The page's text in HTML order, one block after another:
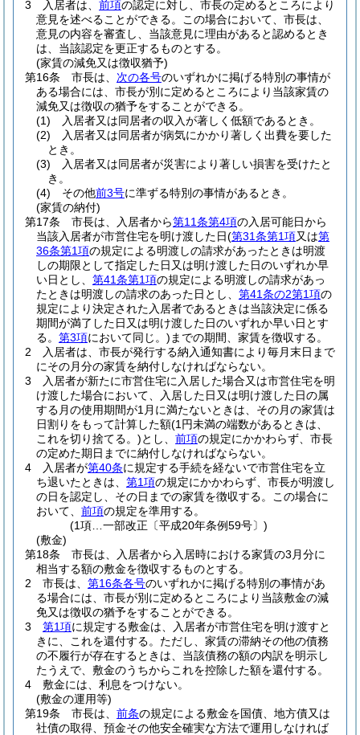
3 入居者は、 前項の認定に対し、市長の定めるところにより
意見を述べることができる。
この場合において、市長は、
意見の内容を審査し、当該意見に理由があると認めるとき
は、当該認定を更正するものとする。
(家賃の減免又は徴収猶予)
第16条
市長は、 次の各号のいずれかに掲げる特別の事情が
ある場合には、市長が別に定めるところにより当該家賃の
減免又は徴収の猶予をすることができる。
(1)
入居者又は同居者の収入が著しく低額であるとき。
(2)
入居者又は同居者が病気にかかり著しく出費を要した
とき。
(3)
入居者又は同居者が災害により著しい損害を受けたと
き。
(4)
その他前3号に準ずる特別の事情があるとき。
(家賃の納付)
第17条
市長は、入居者から第11条第4項の入居可能日から
当該入居者が市営住宅を明け渡した日(第31条第1項又は第
36条第1項の規定による明渡しの請求があったときは明渡
しの期限として指定した日又は明け渡した日のいずれか早
い日とし、 第41条第1項の規定による明渡しの請求があっ
たときは明渡しの請求のあった日とし、 第41条の2第1項の
規定により決定された入居者であるときは当該決定に係る
期間が満了した日又は明け渡した日のいずれか早い日とす
る。 第3項において同じ。) までの期間、家賃を徴収する。
2
入居者は、市長が発行する納入通知書により毎月末日まで
にその月分の家賃を納付しなければならない。
3
入居者が新たに市営住宅に入居した場合又は市営住宅を明
け渡した場合において、入居した日又は明け渡した日の属
する月の使用期間が1月に満たないときは、その月の家賃は
日割りをもって計算した額(1円未満の端数があるときは、
これを切り捨てる。)とし、 前項の規定にかかわらず、市長
の定めた期日までに納付しなければならない。
4
入居者が第40条に規定する手続を経ないで市営住宅を立
ち退いたときは、 第1項の規定にかかわらず、市長が明渡し
の日を認定し、その日までの家賃を徴収する。
この場合に
おいて、 前項の規定を準用する。
(1項…一部改正〔平成20年条例59号〕)
(敷金)
第18条
市長は、入居者から入居時における家賃の3月分に
相当する額の敷金を徴収するものとする。
2
市長は、 第16条各号のいずれかに掲げる特別の事情があ
る場合には、市長が別に定めるところにより当該敷金の減
免又は徴収の猶予をすることができる。
3
第1項に規定する敷金は、入居者が市営住宅を明け渡すと
きに、これを還付する。 ただし、家賃の滞納その他の債務
の不履行が存在するときは、当該債務の額の内訳を明示し
たうえで、敷金のうちからこれを控除した額を還付する。
4
敷金には、利息をつけない。
(敷金の運用等)
第19条
市長は、 前条の規定による敷金を国債、地方債又は
社債の取得、預金その他安全確実な方法で運用しなければ